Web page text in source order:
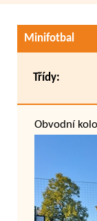
Minifotbal
Třídy:
Obvodní